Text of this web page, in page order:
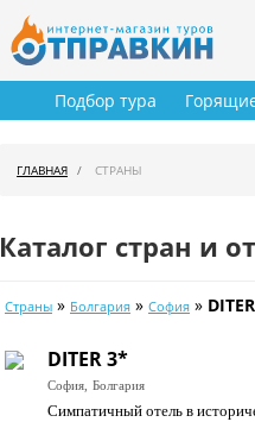
Подбор тура
ГЛАВНАЯ СТРАНЫ
Каталог стран и
Страны » Болгария » София »
DITER 3*
София, Болгария
Симпатичный отель в